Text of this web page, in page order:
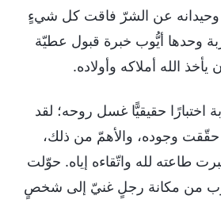
وحيدانه عن الشرّ فاقت كل شيءٍ
وحدها أيُّوب خبرة قبول عطيّة
الله أملاكه وأولاده.
اختبارًا حقيقيًّا غسل روحه؛ لقد
حقّقت وجوده، والأهمّ من ذلك،
طاعته لله واتّقاءه إياه. حوّلت
من مكانة رجلٍ غنيّ إلى شخصٍ